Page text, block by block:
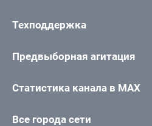
Техподдержка
Предвыборная агитация
Статистика канала в MAX
Все города сети